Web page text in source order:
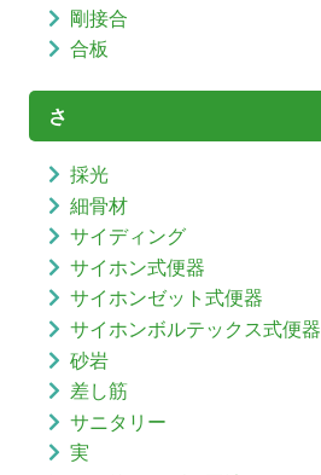
剛接合
合板
さ
採光
細骨材
サイディング
サイホン式便器
サイホンゼット式便器
サイホンボルテックス式便器
砂岩
差し筋
サニタリー
実